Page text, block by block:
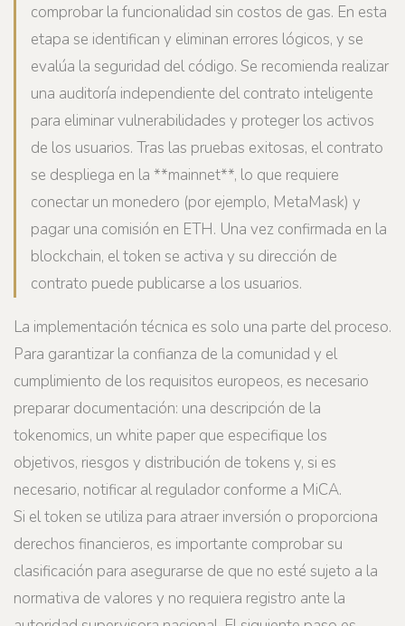
comprobar la funcionalidad sin costos de gas. En esta
etapa se identifican y eliminan errores lógicos, y se
evalúa la seguridad del código. Se recomienda realizar
una auditoría independiente del contrato inteligente
para eliminar vulnerabilidades y proteger los activos
de los usuarios. Tras las pruebas exitosas, el contrato
se despliega en la **mainnet**, lo que requiere
conectar un monedero (por ejemplo, MetaMask) y
pagar una comisión en ETH. Una vez confirmada en la
blockchain, el token se activa y su dirección de
contrato puede publicarse a los usuarios.
La implementación técnica es solo una parte del proceso.
Para garantizar la confianza de la comunidad y el
cumplimiento de los requisitos europeos, es necesario
preparar documentación: una descripción de la
tokenomics, un white paper que especifique los
objetivos, riesgos y distribución de tokens y, si es
necesario, notificar al regulador conforme a MiCA.
Si el token se utiliza para atraer inversión o proporciona
derechos financieros, es importante comprobar su
clasificación para asegurarse de que no esté sujeto a la
normativa de valores y no requiera registro ante la